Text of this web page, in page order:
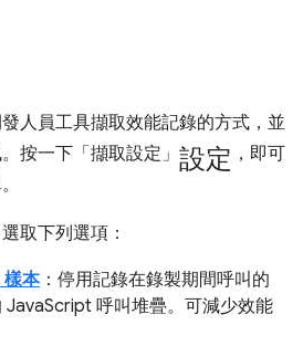
人員工具擷取效能記錄的方式，並
按一下「擷取設定」 設定 ，即可
取下列選項：
本：停用記錄在錄製期間呼叫的
JavaScript 呼叫堆疊。可減少效能